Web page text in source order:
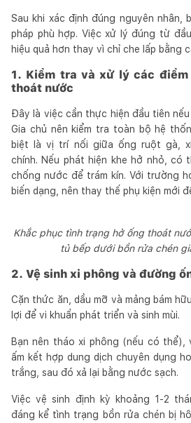
Sau khi xác định đúng nguyên nhân,
pháp phù hợp. Việc xử lý đúng từ
hiệu quả hơn thay vì chỉ che lấp bằng
1. Kiểm tra và xử lý các
thoát nước
Đây là việc cần thực hiện đầu tiên
Gia chủ nên kiểm tra toàn bộ hệ
biệt là vị trí nối giữa ống ruột gà,
chính. Nếu phát hiện khe hở nhỏ, có
chống nước để trám kín. Với trường
biến dạng, nên thay thế phụ kiện mới
Khắc phục tình trạng hở ống thoát
tủ bếp dưới bồn rửa chén
2. Vệ sinh xi phông và đường
Cặn thức ăn, dầu mỡ và mảng bám
lợi để vi khuẩn phát triển và sinh mùi.
Bạn nên tháo xi phông (nếu có thể),
ấm kết hợp dung dịch chuyên dụng
trắng, sau đó xả lại bằng nước sạch.
Việc vệ sinh định kỳ khoảng 1-2
đáng kể tình trạng bồn rửa chén bị